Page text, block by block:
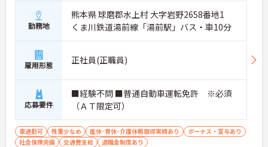
勤務地
熊本県 球磨郡水上村 大字岩野2658番地1
くま川鉄道湯前線「湯前駅」バス・車10分
雇用形態 正社員(正職員)
応募要件
■経験不問 ■普通自動車運転免許 ※必須
（ＡＴ限定可）
車通勤可 残業少なめ 産休･育休･介護休暇取得実績あり
ボーナス・賞与あり
社会保険完備
交通費支給 退職金制度あり